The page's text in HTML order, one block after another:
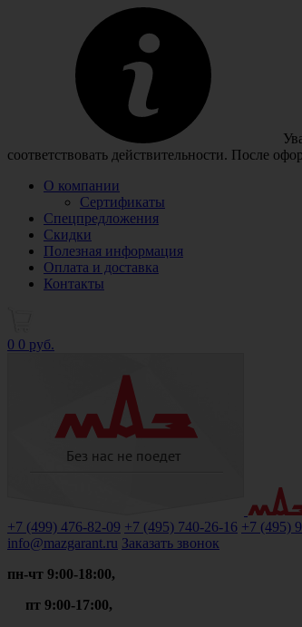
соответствовать действительности. После
О компании
Сертификаты
Спецпредложения
Скидки
Полезная информация
Оплата и доставка
Контакты
0 0 руб.
+7 (499) 476-82-09 +7 (495) 740-26-16 +7 (495)
info@mazgarant.ru Заказать звонок
пн-чт 9:00-18:00,
пт 9:00-17:00,